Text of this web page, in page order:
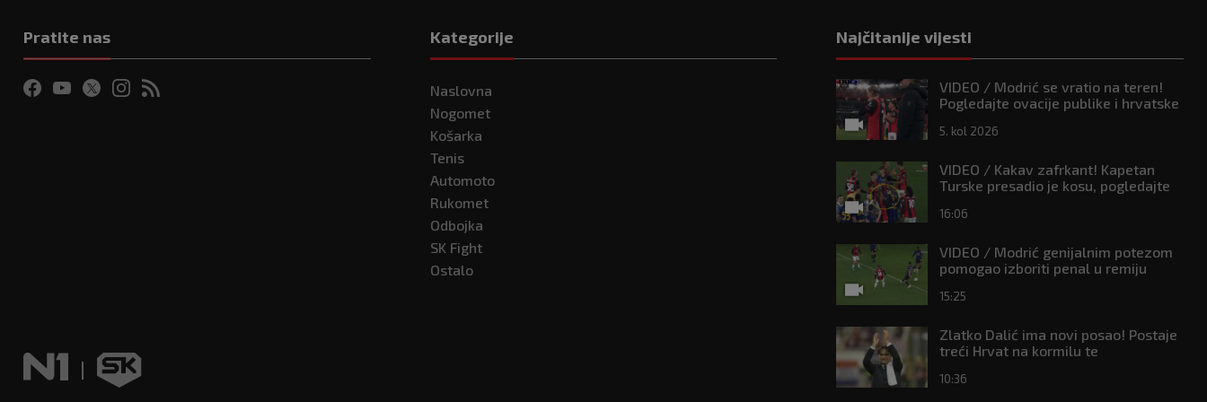
Pratite nas Kategorije
Naslovna
Nogomet
Košarka
Tenis
Automoto
Rukomet
Odbojka
SK Fight
Ostalo
Najčitanije vijesti
VIDEO / Modrić se vratio na teren!
Pogledajte ovacije publike i hrvatske
5. kol 2026
VIDEO / Kakav zafrkant! Kapetan
Turske presadio je kosu, pogledajte
16:06
VIDEO / Modrić genijalnim potezom
pomogao izboriti penal u remiju
15:25
Zlatko Dalić ima novi posao! Postaje
treći Hrvat na kormilu te
10:36